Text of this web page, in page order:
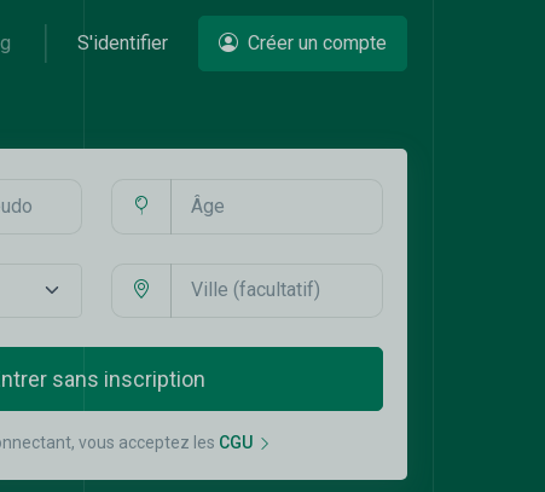
S'identifier Créer un compte
sans inscription
vous acceptez les CGU